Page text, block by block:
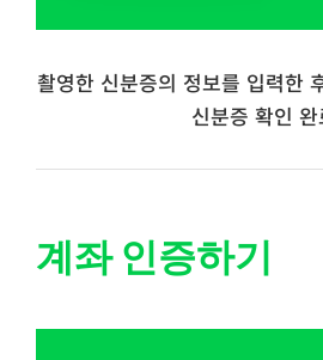
촬영한 신분증의 정보를 입력한
신분증 확인
계좌 인증하기